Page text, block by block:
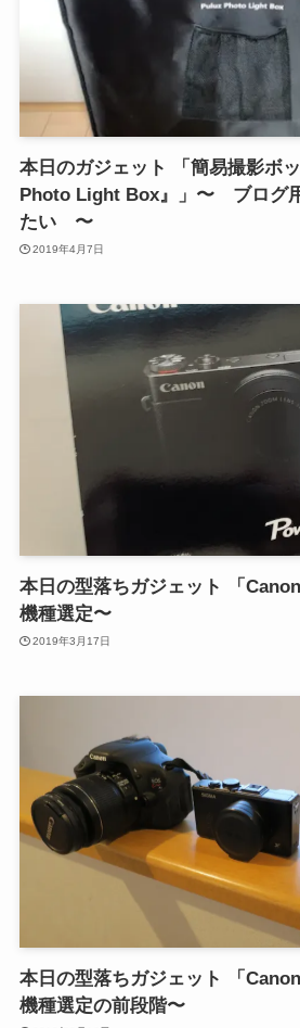
本日のガジェット 「簡易撮影ボ
Photo Light Box』」〜 ブログ
たい 〜
2019年4月7日
本日の型落ちガジェット 「
機種選定〜
2019年3月17日
本日の型落ちガジェット 「
機種選定の前段階〜